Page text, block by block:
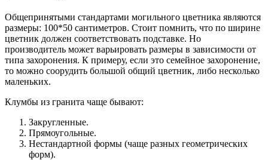
Общепринятыми стандартами могильного цветника являются
размеры: 100*50 сантиметров. Стоит помнить, что по ширине
цветник должен соответствовать подставке. Но
производитель может варьировать размеры в зависимости от
типа захоронения. К примеру, если это семейное захоронение,
то можно соорудить большой общий цветник, либо несколько
маленьких.
Клумбы из гранита чаще бывают:
Закругленные.
Прямоугольные.
Нестандартной формы (чаще разных геометрических
форм).